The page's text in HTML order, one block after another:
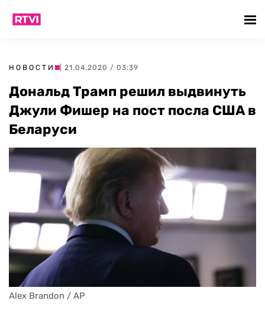
НОВОСТИ | 21.04.2020 / 03:39
Дональд Трамп решил выдвинуть
Джули Фишер на пост посла США в
Беларуси
Alex Brandon / AP